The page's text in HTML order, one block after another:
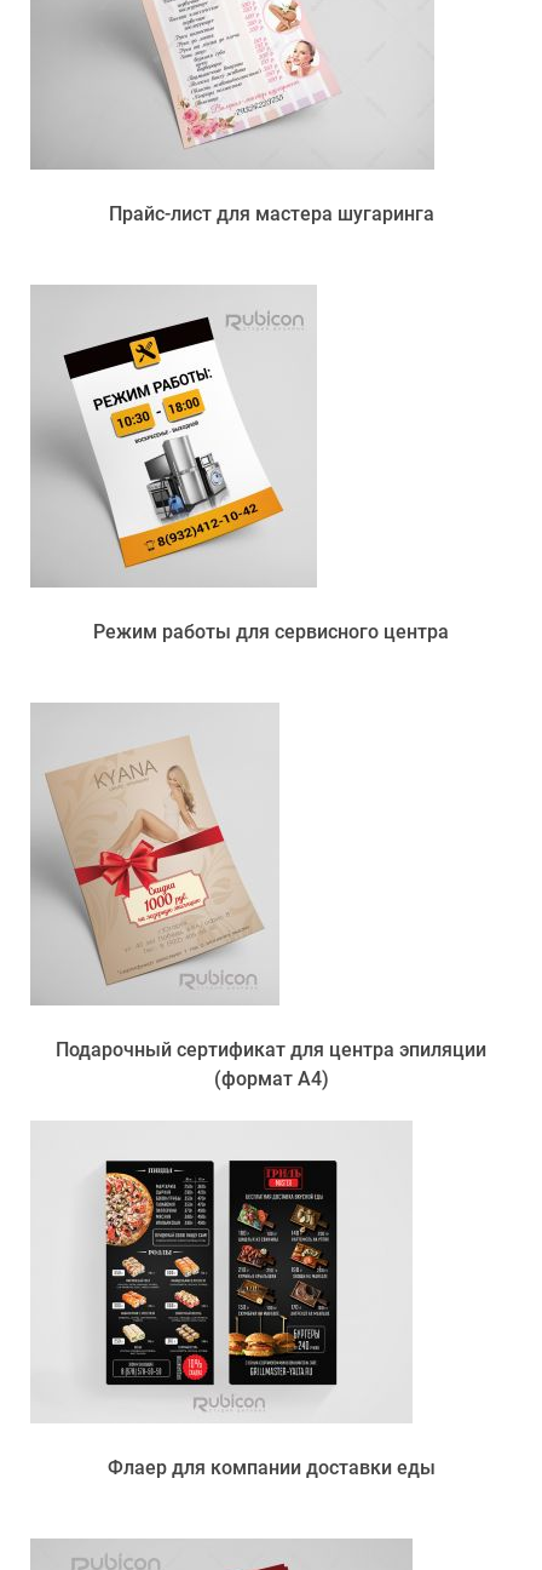
Прайс-лист для мастера шугаринга
Режим работы для сервисного центра
Подарочный сертификат для центра эпиляции
(формат А4)
Флаер для компании доставки еды